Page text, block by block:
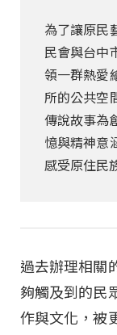
為了讓原民
民會與台中
領一群熱愛
所的公共空
傳說故事為
憶與精神意
感受原住民
過去辦理相關
夠觸及到的民
作與文化，被